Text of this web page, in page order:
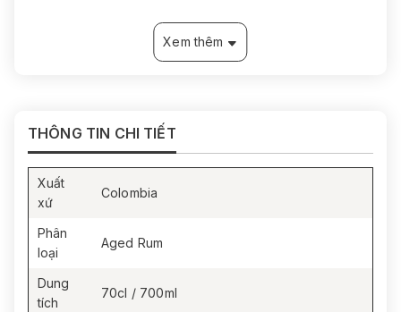
Cực kỳ mượt, gợi ý gia vị ấm và gỗ sồi tạo chiều
sâu, cấu trúc tròn trịa và tinh luyện.
Dài, mang sắc thái gia vị nổi bật và dấu ấn
Xem thêm
THÔNG TIN CHI TIẾT
Xuất
xứ
Colombia
Phân
loại
Aged Rum
Dung
tích
70cl / 700ml